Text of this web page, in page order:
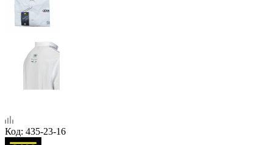
Код: 435-23-16